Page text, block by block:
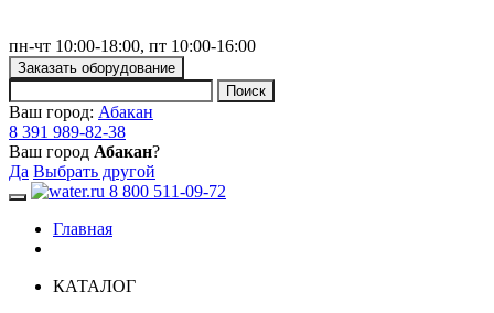
пн-чт 10:00-18:00, пт 10:00-16:00
Заказать оборудование
Ваш город: Абакан
8 391 989-82-38
Ваш город Абакан?
Да Выбрать другой
Toggle navigation
8 800 511-09-72
Главная
КАТАЛОГ